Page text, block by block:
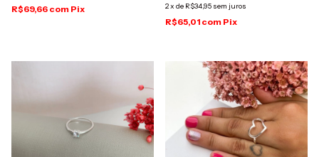
R$69,66 com Pix 2x de R$34,95 sem juros
R$65,01 com Pix